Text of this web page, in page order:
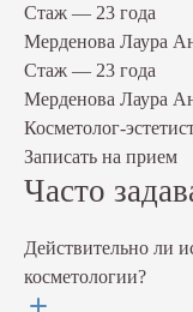
Стаж — 23 года
Мерденова Лаура
Стаж — 23 года
Мерденова Лаура
Косметолог-
Записать на прием
Часто
Действительно ли
косметологии?